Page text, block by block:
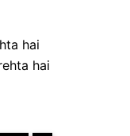
hai
hai